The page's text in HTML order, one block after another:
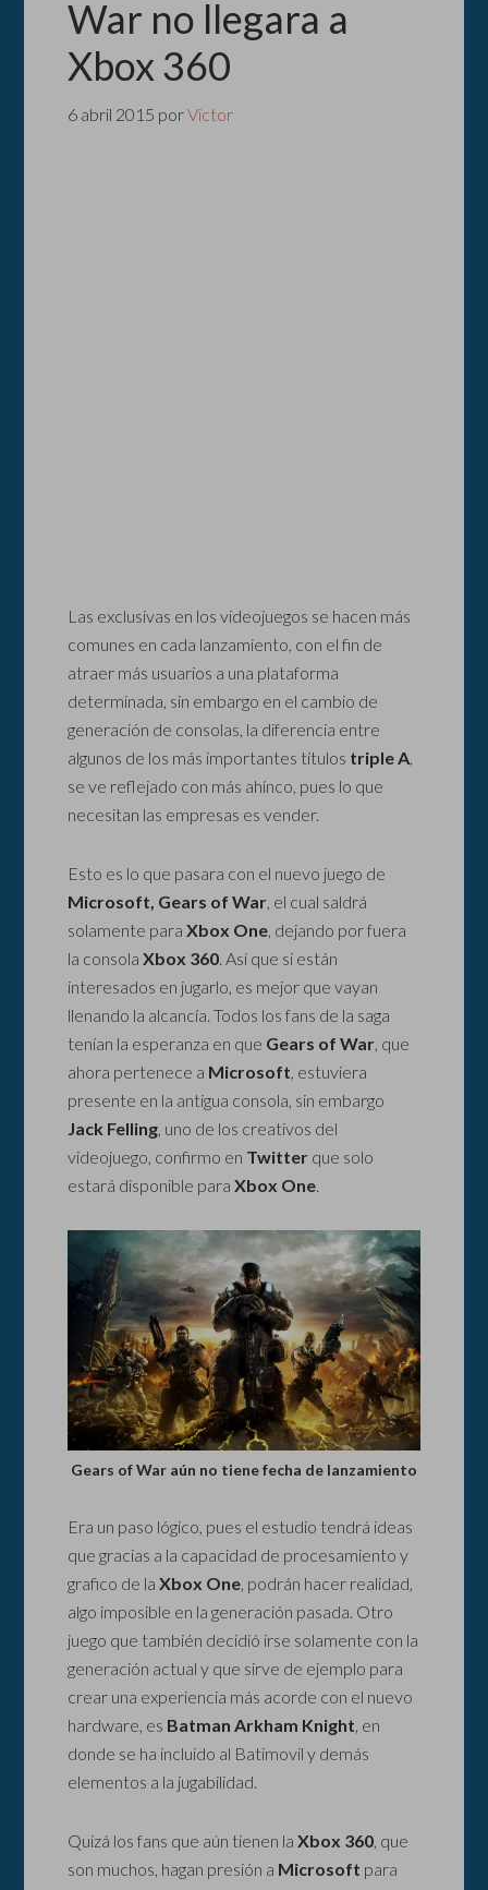
War no llegara a
Xbox 360
6 abril 2015 porVictor
Las exclusivas en los videojuegos se hacen más
comunes en cada lanzamiento, con el fin de
atraer más usuarios a una plataforma
determinada, sin embargo en el cambio de
generación de consolas, la diferencia entre
algunos de los más importantes títulos triple A,
se ve reflejado con más ahínco, pues lo que
necesitan las empresas es vender.
Esto es lo que pasara con el nuevo juego de
Microsoft, Gears of War, el cual saldrá
solamente paraXbox One, dejando por fuera
la consolaXbox 360. Así que si están
interesados en jugarlo, es mejor que vayan
llenando la alcancía. Todos los fans de la saga
tenían la esperanza en que Gears of War, que
ahora pertenece a Microsoft, estuviera
presente en la antigua consola, sin embargo
Jack Felling, uno de los creativos del
videojuego, confirmo en Twitter que solo
estará disponible paraXbox One.
Gears of War aún no tiene fecha de lanzamiento
Era un paso lógico, pues el estudio tendrá ideas
que gracias a la capacidad de procesamiento y
grafico de laXbox One, podrán hacer realidad,
algo imposible en la generación pasada. Otro
juego que también decidió irse solamente con la
generación actual y que sirve de ejemplo para
crear una experiencia más acorde con el nuevo
hardware, es Batman Arkham Knight, en
donde se ha incluido al Batimovil y demás
elementos a la jugabilidad.
Quizá los fans que aún tienen laXbox 360, que
son muchos, hagan presión a Microsoft para